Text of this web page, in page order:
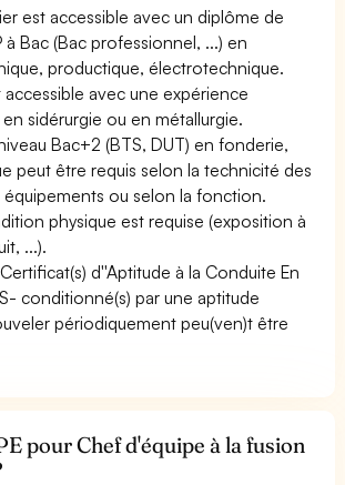
est accessible avec un diplôme de
à Bac (Bac professionnel, ...) en
productique, électrotechnique.
avec une expérience
sidérurgie ou en métallurgie.
Bac+2 (BTS, DUT) en fonderie,
peut être requis selon la technicité des
ou selon la fonction.
physique est requise (exposition à
...).
d''Aptitude à la Conduite En
conditionné(s) par une aptitude
périodiquement peu(ven)t être
pour Chef d'équipe à la fusion